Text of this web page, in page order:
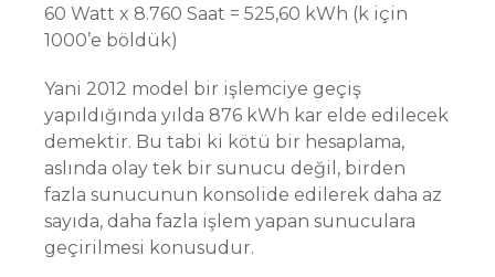
60 Watt x 8.760 Saat = 525,60 kWh (k için
1000’e böldük)
Yani 2012 model bir işlemciye geçiş
yapıldığında yılda 876 kWh kar elde edilecek
demektir. Bu tabi ki kötü bir hesaplama,
aslında olay tek bir sunucu değil, birden
fazla sunucunun konsolide edilerek daha az
sayıda, daha fazla işlem yapan sunuculara
geçirilmesi konusudur.